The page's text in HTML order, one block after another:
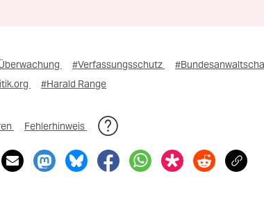
#Verfassungsschutz
#Harald Range
Fehlerhinweis